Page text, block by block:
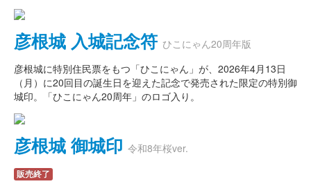
彦根城 入城記念符 ひこにゃん20周年版
彦根城に特別住民票をもつ「ひこにゃん」が、2026年4月13日
（月）に20回目の誕生日を迎えた記念で発売された限定の特別御
城印。「ひこにゃん20周年」のロゴ入り。
彦根城 御城印 令和8年桜ver.
販売終了